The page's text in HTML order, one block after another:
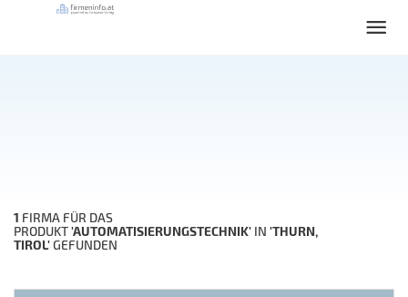
1 FIRMA FÜR DAS
PRODUKT'AUTOMATISIERUNGSTECHNIK' IN 'THURN,
TIROL'GEFUNDEN